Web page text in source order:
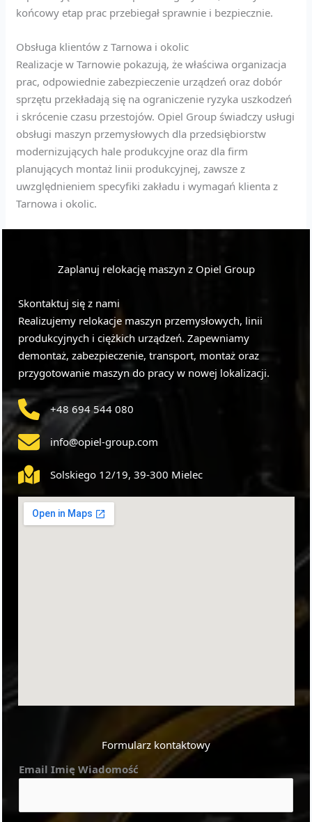
końcowy etap prac przebiegał sprawnie i bezpiecznie.
Obsługa klientów z Tarnowa i okolic
Realizacje w Tarnowie pokazują, że właściwa organizacja
prac, odpowiednie zabezpieczenie urządzeń oraz dobór
sprzętu przekładają się na ograniczenie ryzyka uszkodzeń
i skrócenie czasu przestojów. Opiel Group świadczy usługi
obsługi maszyn przemysłowych dla przedsiębiorstw
modernizujących hale produkcyjne oraz dla firm
planujących montaż linii produkcyjnej, zawsze z
uwzględnieniem specyfiki zakładu i wymagań klienta z
Tarnowa i okolic.
Zaplanuj relokację maszyn z Opiel Group
Skontaktuj się z nami
Realizujemy relokacje maszyn przemysłowych, linii
produkcyjnych i ciężkich urządzeń. Zapewniamy
demontaż, zabezpieczenie, transport, montaż oraz
przygotowanie maszyn do pracy w nowej lokalizacji.
+48 694 544 080
info@opiel-group.com
Solskiego 12/19, 39-300 Mielec
Formularz kontaktowy
Email Imię Wiadomość